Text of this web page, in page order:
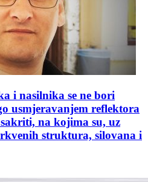
i nasilnika se ne bori
usmjeravanjem reflektora
na kojima su, uz
struktura, silovana i